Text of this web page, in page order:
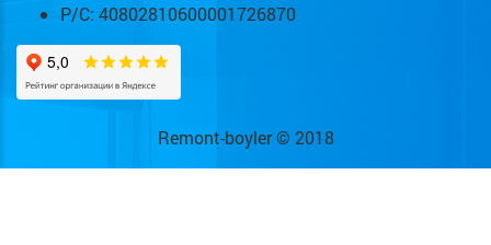
Р/С: 40802810600001726870
Remont-boyler © 2018